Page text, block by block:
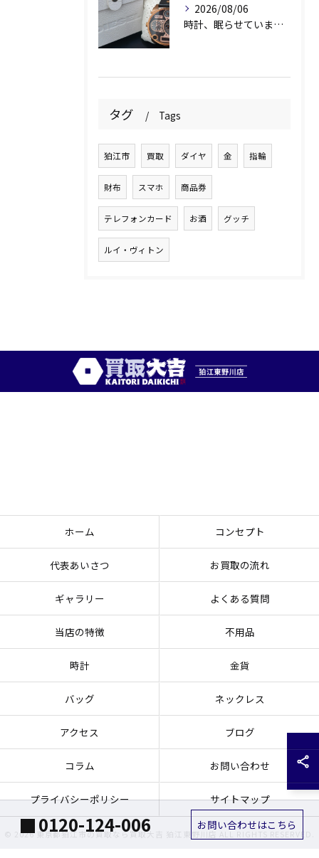
2026/08/06
時計、眠らせていませんか？⌚️
タグ Tags
狛江市 買取 ダイヤ 金 指輪
財布 スマホ 商品券
テレフォンカード お酒 グッチ
ルイ・ヴィトン
0120-124-006 お問い合わせはこちら
ホーム コンセプト
代表あいさつ お買取の流れ
ギャラリー よくある質問
当店の特徴 不用品
時計 金貨
バッグ ネックレス
アクセス ブログ
コラム お問い合わせ
プライバシーポリシー サイトマップ
© 2026 東京都狛江市の買取なら買取大吉 狛江東野川店 ALL RIGHTS RESERVED.